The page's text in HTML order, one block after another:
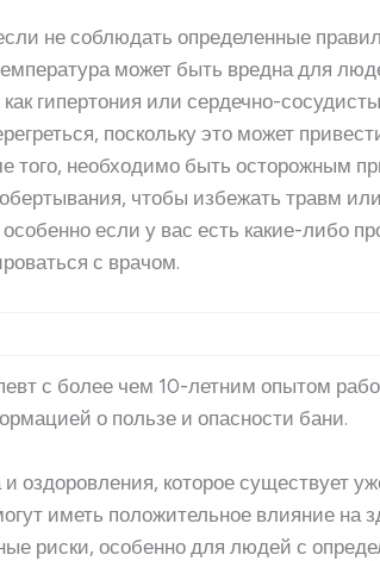
не соблюдать определенные
может быть вредна для
гипертония или сердечно-
поскольку это может
того, необходимо быть осторожным
чтобы избежать травм
если у вас есть какие-либо
с врачом.
с более чем 10-летним опытом
о пользе и опасности бани.
которое существует
иметь положительное влияние на
риски, особенно для людей с